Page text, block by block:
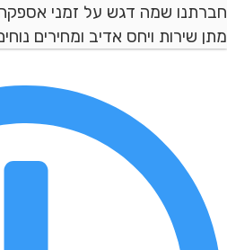
שמה דגש על זמני אספקה
ויחס אדיב ומחירים נוחים